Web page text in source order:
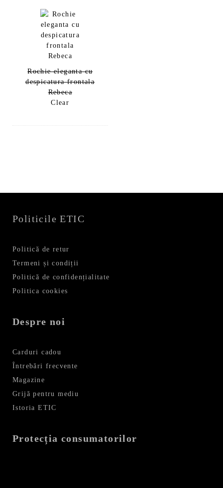
Rochie eleganta cu
despicatura frontala
Rebeca
Clear
Politicile ETIC
Politică de retur
Termeni și condiții
Politică de confidențialitate
Politica cookies
Despre noi
Carduri cadou
Întrebări frecvente
Magazine
Grijă pentru mediu
Istoria ETIC
Protecția consumatorilor